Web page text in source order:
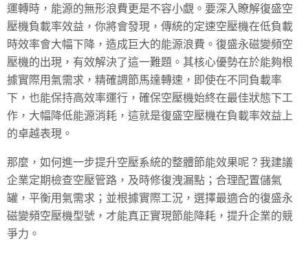
運轉時，能源的無形浪費更是不容小覷。要深入瞭解復盛空
壓機負載率效益，你將會發現，傳統的定速空壓機在低負載
時效率會大幅下降，造成巨大的能源浪費。復盛永磁變頻空
壓機的出現，有效解決了這一難題。其核心優勢在於能夠根
據實際用氣需求，精確調節馬達轉速，即使在不同負載率
下，也能保持高效率運行，確保空壓機始終在最佳狀態下工
作，大幅降低能源消耗，這就是復盛空壓機在負載率效益上
的卓越表現。
那麼，如何進一步提升空壓系統的整體節能效果呢？我建議
企業定期檢查空壓管路，及時修復洩漏點；合理配置儲氣
罐，平衡用氣需求；並根據實際工況，選擇最適合的復盛永
磁變頻空壓機型號，才能真正實現節能降耗，提升企業的競
爭力。